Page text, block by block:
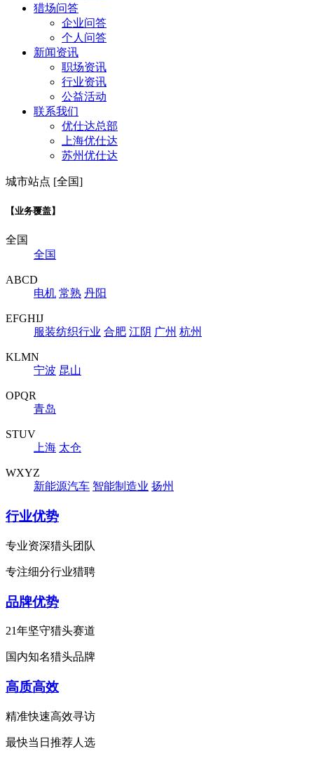
猎场问答
企业问答
个人问答
新闻资讯
职场资讯
行业资讯
公益活动
联系我们
优仕达总部
上海优仕达
苏州优仕达
城市站点 [全国]
【业务覆盖】
全国
全国
ABCD
电机 常熟 丹阳
EFGHIJ
服装纺织行业 合肥 江阴 广州 杭州
KLMN
宁波 昆山
OPQR
青岛
STUV
上海 太仓
WXYZ
新能源汽车 智能制造业 扬州
行业优势
专业资深猎头团队
专注细分行业猎聘
品牌优势
21年坚守猎头赛道
国内知名猎头品牌
高质高效
精准快速高效寻访
最快当日推荐人选